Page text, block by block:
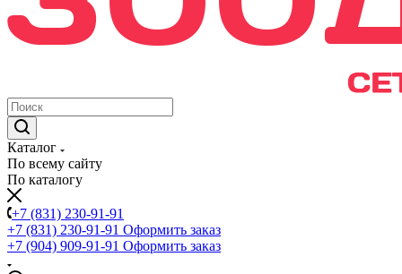
Каталог
По всему сайту
По каталогу
+7 (831) 230-91-91
+7 (831) 230-91-91 Оформить заказ
+7 (904) 909-91-91 Оформить заказ